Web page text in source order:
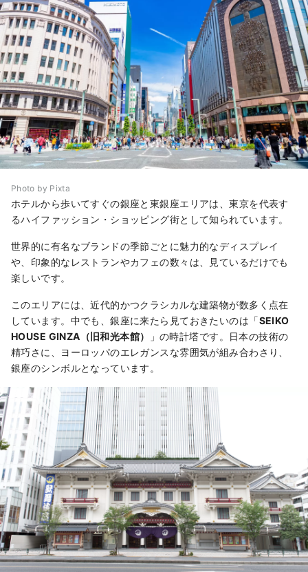
Photo by Pixta
ホテルから歩いてすぐの銀座と東銀座エリアは、東京を代表す
るハイファッション・ショッピング街として知られています。
世界的に有名なブランドの季節ごとに魅力的なディスプレイ
や、印象的なレストランやカフェの数々は、見ているだけでも
楽しいです。
このエリアには、近代的かつクラシカルな建築物が数多く点在
しています。中でも、銀座に来たら見ておきたいのは「SEIKO
HOUSE GINZA（旧和光本館）
」の時計塔です。日本の技術の
精巧さに、ヨーロッパのエレガンスな雰囲気が組み合わさり、
銀座のシンボルとなっています。